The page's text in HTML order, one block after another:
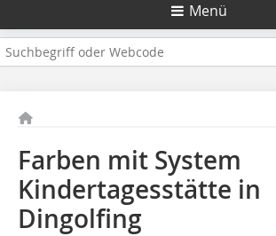
Menü
Farben mit System
Kindertagesstätte in
Dingolfing